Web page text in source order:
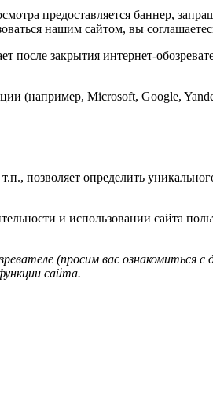
предоставляется баннер,
нашим сайтом, вы
закрытия интернет-
(например, Microsoft, Google,
позволяет определить
и использовании сайта
(просим вас ознакомиться с
сайта.